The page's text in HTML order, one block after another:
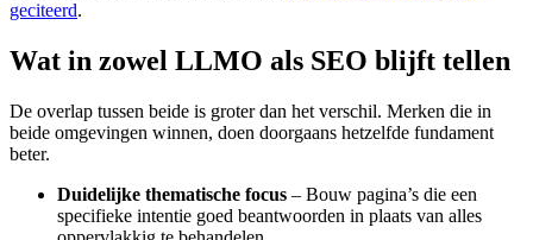
geciteerd.
Wat in zowel LLMO als SEO blijft tellen
De overlap tussen beide is groter dan het verschil. Merken die in
beide omgevingen winnen, doen doorgaans hetzelfde fundament
beter.
Duidelijke thematische focus – Bouw pagina’s die een
specifieke intentie goed beantwoorden in plaats van alles